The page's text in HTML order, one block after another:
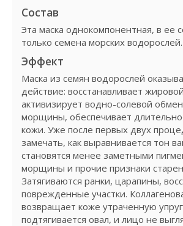
Состав
Эта маска однокомпонентная, в ее
только семена морских водорослей.
Эффект
Маска из семян водорослей
действие: восстанавливает
активизирует водно-солевой
морщины, обеспечивает
кожи. Уже после первых двух
замечать, как выравнивается тон
становятся менее заметными
морщины и прочие признаки
Затягиваются ранки, царапины,
поврежденные участки.
возвращает коже утраченную
подтягивается овал, и лицо не